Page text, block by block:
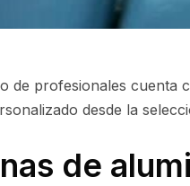
de profesionales cuenta
desde la
de